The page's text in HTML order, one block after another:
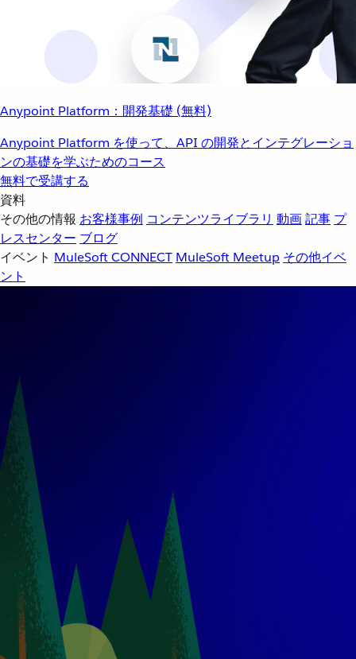
Anypoint Platform：開発基礎 (無料)
Anypoint Platform を使って、API の開発とインテグレーショ
ンの基礎を学ぶためのコース
無料で受講する
資料
その他の情報 お客様事例 コンテンツライブラリ 動画記事 プ
レスセンター ブログ
イベント MuleSoft CONNECT MuleSoft Meetup その他イベ
ント